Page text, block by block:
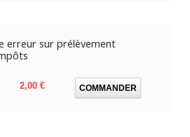
erreur sur prélèvement
Prix
2,00 € COMMANDER